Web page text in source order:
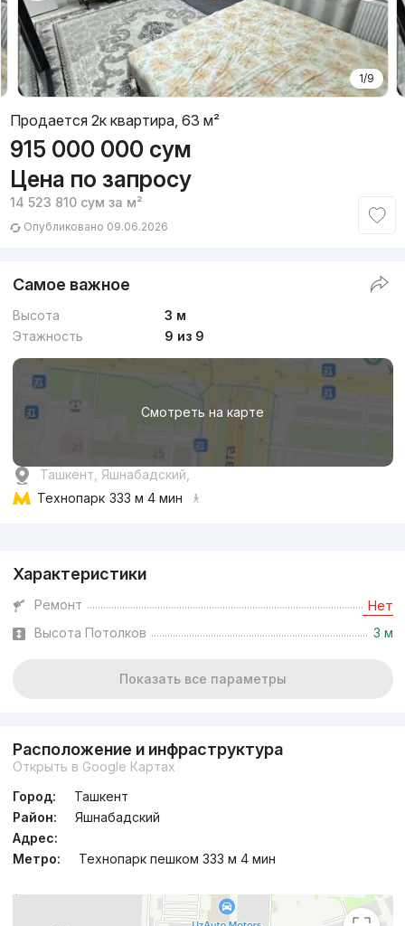
1/9
Продается 2к квартира, 63 м²
915 000 000 сум
Цена по запросу
14 523 810 сум за м²
Опубликовано 09.06.2026
Самое важное
Высота
3 м
Этажность
9 из 9
Смотреть на карте
Ташкент, Яшнабадский,
Технопарк 333 м 4 мин
Характеристики
Ремонт Нет
Высота Потолков 3 м
Показать все параметры
Расположение и инфраструктура
Открыть в Google Картах
Город:
Ташкент
Район:
Яшнабадский
Адрес:
Метро:
Технопарк пешком 333 м 4 мин